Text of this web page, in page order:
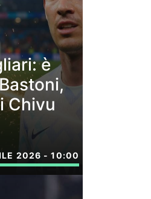
è
Chivu
2026 - 10:00